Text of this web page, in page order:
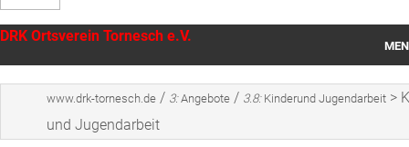
DRK Ortsverein Tornesch e.V.
Startseite
Unser Ortsverein
www.drk-tornesch.de / 3:Angebote / 3.8: Kinderund Jugendarbeit >
und Jugendarbeit